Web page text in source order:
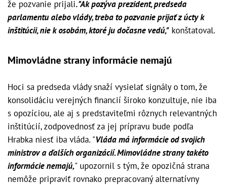
že pozvanie prijali. "Ak pozýva prezident, predseda
parlamentu alebo vlády, treba to pozvanie prijať z úcty k
inštitúcii, nie k osobám, ktoré ju dočasne vedú," konštatoval.
Mimovládne strany informácie nemajú
Hoci sa predseda vlády snaží vysielať signály o tom, že
konsolidáciu verejných financií široko konzultuje, nie iba
s opozíciou, ale aj s predstaviteľmi rôznych relevantných
inštitúcií, zodpovednosť za jej prípravu bude podľa
Hrabka niesť iba vláda. "Vláda má informácie od svojich
ministrov a ďalších organizácií. Mimovládne strany takéto
informácie nemajú," upozornil s tým, že opozičná strana
nemôže pripraviť rovnako prepracovaný alternatívny